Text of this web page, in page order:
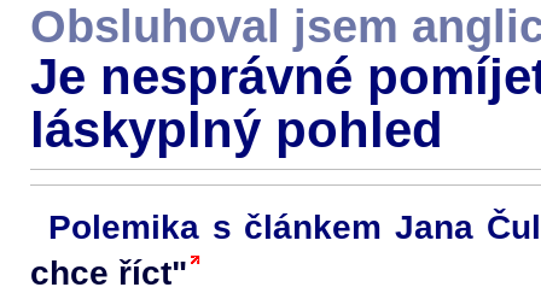
Obsluhoval jsem
Je nesprávné
láskyplný pohled
Polemika s článkem Jana
chce říct"